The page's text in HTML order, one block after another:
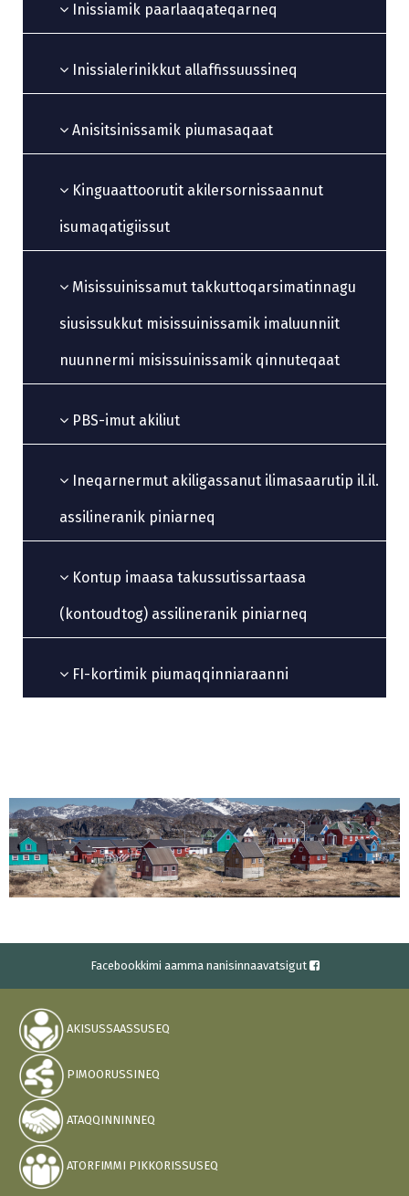
Inissiamik paarlaaqateqarneq
Inissialerinikkut allaffissuussineq
Anisitsinissamik piumasaqaat
Kinguaattoorutit akilersornissaannut
isumaqatigiissut
Misissuinissamut takkuttoqarsimatinnagu
siusissukkut misissuinissamik imaluunniit
nuunnermi misissuinissamik qinnuteqaat
PBS-imut akiliut
Ineqarnermut akiligassanut ilimasaarutip il.il.
assilineranik piniarneq
Kontup imaasa takussutissartaasa
(kontoudtog) assilineranik piniarneq
FI-kortimik piumaqqinniaraanni
Facebookkimi aamma nanisinnaavatsigut
AKISUSSAASSUSEQ
PIMOORUSSINEQ
ATAQQINNINNEQ
ATORFIMMI PIKKORISSUSEQ